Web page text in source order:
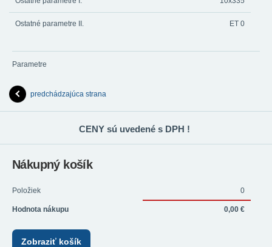
Ostatné parametre II. ET 0
Parametre
predchádzajúca strana
CENY sú uvedené s DPH !
Nákupný košík
Položiek 0
Hodnota nákupu 0,00 €
Zobraziť košík